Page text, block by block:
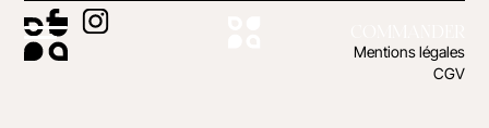
Mentions légales
CGV